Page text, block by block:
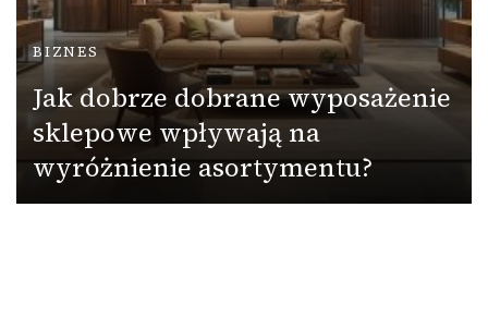
BIZNES
Jak dobrze dobrane wyposażenie
sklepowe wpływają na
wyróżnienie asortymentu?